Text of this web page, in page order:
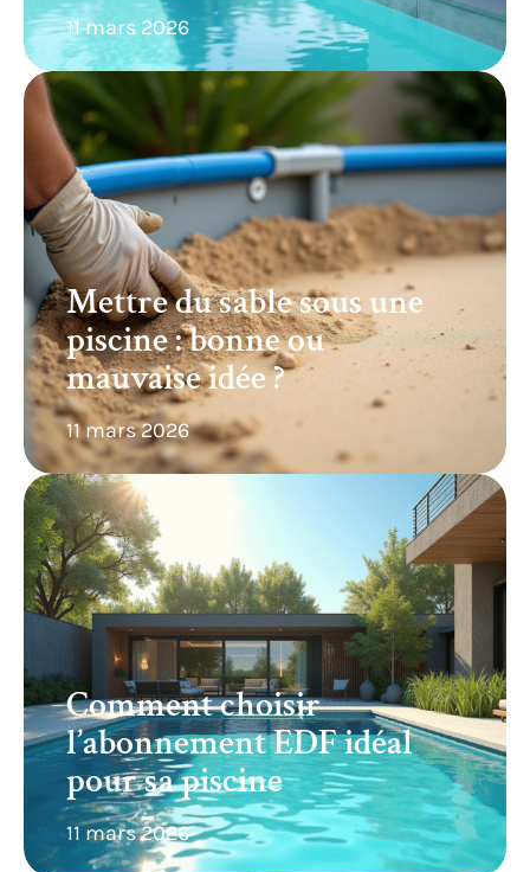
11 mars 2026
Mettre du sable sous une
piscine : bonne ou
mauvaise idée ?
11 mars 2026
Comment choisir
l’abonnement EDF idéal
pour sa piscine
11 mars 2026